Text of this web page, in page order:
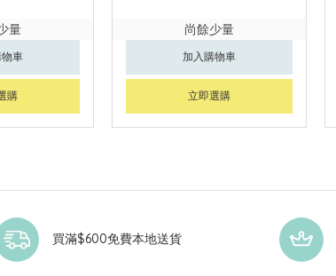
量
車
購
尚餘少量
加入購物車
立即選購
買滿$600免費本地送貨